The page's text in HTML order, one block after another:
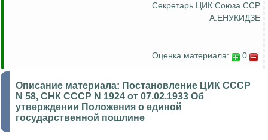
Секретарь ЦИК Союза ССР
А.ЕНУКИДЗЕ
Оценка материала: 0
Описание материала: Постановление ЦИК СССР
N 58, СНК СССР N 1924 от 07.02.1933 Об
утверждении Положения о единой
государственной пошлине